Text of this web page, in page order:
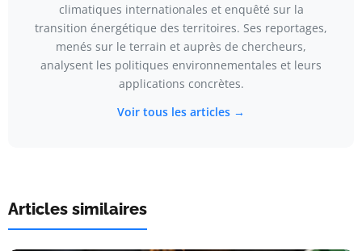
climatiques internationales et enquêté sur la
transition énergétique des territoires. Ses reportages,
menés sur le terrain et auprès de chercheurs,
analysent les politiques environnementales et leurs
applications concrètes.
Voir tous les articles →
Articles similaires